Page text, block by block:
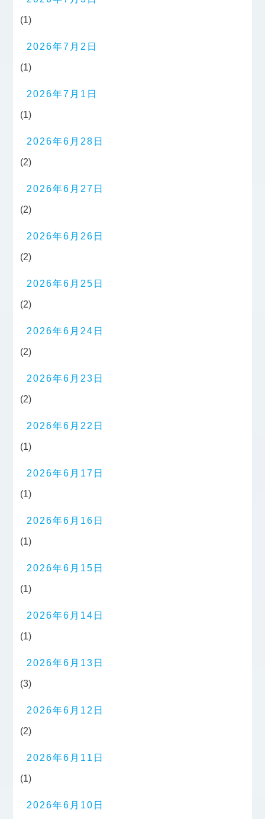
(1)
2026年7月2日
(1)
2026年7月1日
(1)
2026年6月28日
(2)
2026年6月27日
(2)
2026年6月26日
(2)
2026年6月25日
(2)
2026年6月24日
(2)
2026年6月23日
(2)
2026年6月22日
(1)
2026年6月17日
(1)
2026年6月16日
(1)
2026年6月15日
(1)
2026年6月14日
(1)
2026年6月13日
(3)
2026年6月12日
(2)
2026年6月11日
(1)
2026年6月10日